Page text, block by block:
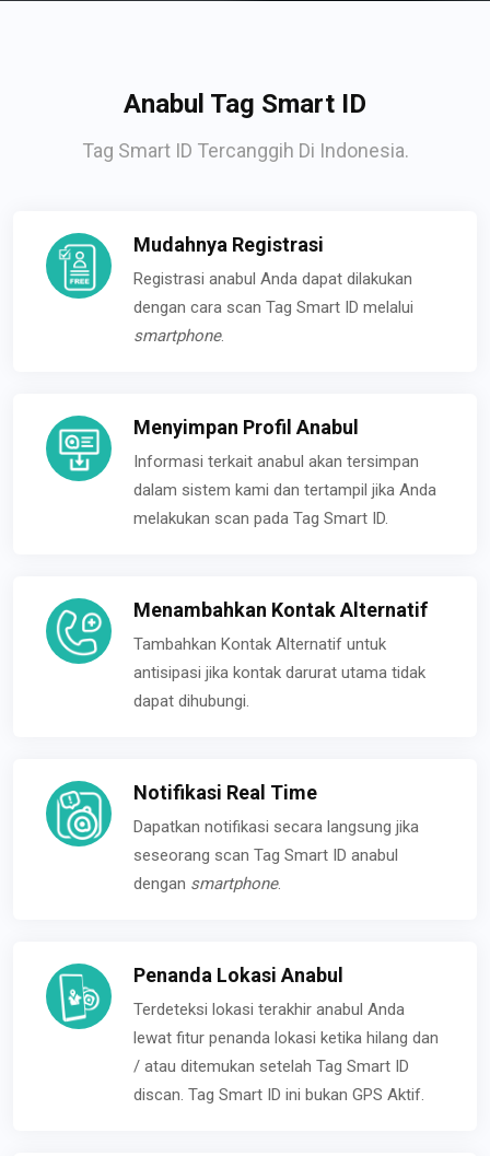
Anabul Tag Smart ID
Tag Smart ID Tercanggih Di Indonesia.
Mudahnya Registrasi
Registrasi anabul Anda dapat dilakukan
dengan cara scan Tag Smart ID melalui
smartphone.
Menyimpan Profil Anabul
Informasi terkait anabul akan tersimpan
dalam sistem kami dan tertampil jika Anda
melakukan scan pada Tag Smart ID.
Menambahkan Kontak Alternatif
Tambahkan Kontak Alternatif untuk
antisipasi jika kontak darurat utama tidak
dapat dihubungi.
Notifikasi Real Time
Dapatkan notifikasi secara langsung jika
seseorang scan Tag Smart ID anabul
dengan smartphone.
Penanda Lokasi Anabul
Terdeteksi lokasi terakhir anabul Anda
lewat fitur penanda lokasi ketika hilang dan
/ atau ditemukan setelah Tag Smart ID
discan. Tag Smart ID ini bukan GPS Aktif.